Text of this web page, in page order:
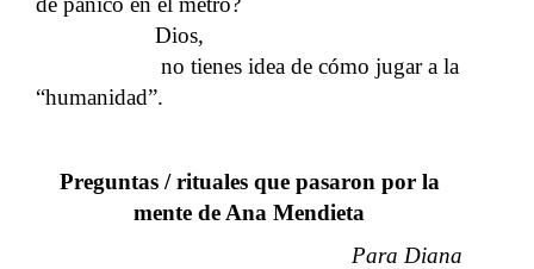
Dios,
no tienes idea de cómo jugar a la
“humanidad”.
Preguntas / rituales que pasaron por la
mente de Ana Mendieta
Para Diana